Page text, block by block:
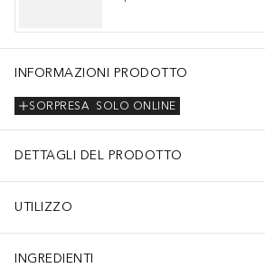
INFORMAZIONI PRODOTTO
SOLO ONLINE
SORPRESA
DETTAGLI DEL PRODOTTO
UTILIZZO
INGREDIENTI